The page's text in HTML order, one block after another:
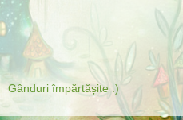
Gânduri împărtășite :)